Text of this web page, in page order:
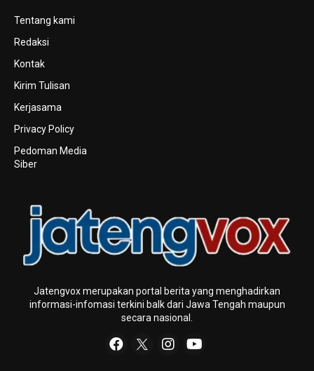
Tentang kami
Redaksi
Kontak
Kirim Tulisan
Kerjasama
Privacy Policy
Pedoman Media
Siber
Jatengvox merupakan portal berita yang menghadirkan
informasi-infomasi terkini baIk dari Jawa Tengah maupun
secara nasional.